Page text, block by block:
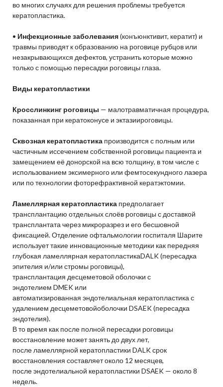
во многих случаях для решения проблемы требуется
кератопластика.
• Инфекционные заболевания(конъюнктивит, кератит) и
травмы приводят к образованию на роговице рубцов или
незакрывающихся дефектов, устранить которые можно
только с помощью пересадки роговицы глаза.
Виды кератопластики
Кросслинкинг роговицы — малотравматичная процедура,
показанная при кератоконусе и эктазиироговицы.
Сквозная кератопластикапроизводится с полным или
частичным иссечением собственной роговицы пациента и
замещением её донорской на всю толщину, в том числе с
использованием эксимерного или фемтосекундного лазера
или по технологии фоторефрактивной кератэктомии.
Ламеллярная кератопластикапредполагает
трансплантацию отдельных слоёв роговицы с доставкой
трансплантата через микроразрез и его бесшовной
фиксацией. Отделение офтальмологии госпиталя Шарите
использует такие инновационные методики как передняя
глубокая ламеллярная кератопластикаDALK (пересадка
эпителия и/или стромы роговицы),
трансплантация десцеметовой оболочки с
эндотелием DMEK или
автоматизированная эндотелиальная кератопластика с
удалением десцеметовойоболочки DSAEK (пересадка
эндотелия).
В то время как после полной пересадки роговицы
восстановление может занять до двух лет,
после ламеллярной кератопластики DALK срок
восстановления составляет около 12 месяцев,
после эндотелиальной кератопластики DSАEK — около 8
недель.